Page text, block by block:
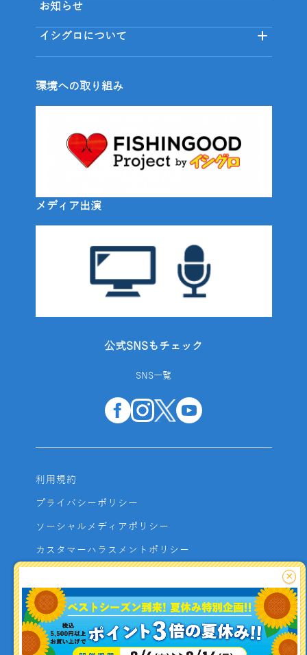
お知らせ
イシグロについて
環境への取り組み
メディア出演
公式SNSもチェック
SNS一覧
利用規約
プライバシーポリシー
ソーシャルメディアポリシー
カスタマーハラスメントポリシー
よくあるご質問
お問い合わせ
利用者資金の保全方法
×